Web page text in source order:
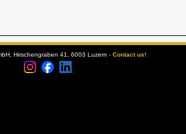
Hirschengraben 41, 6003 Luzern - Contact us!